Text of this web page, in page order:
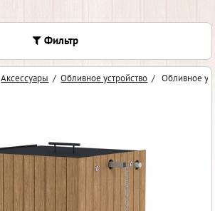
Фильтр
Аксессуары /Обливное устройство / Обливное